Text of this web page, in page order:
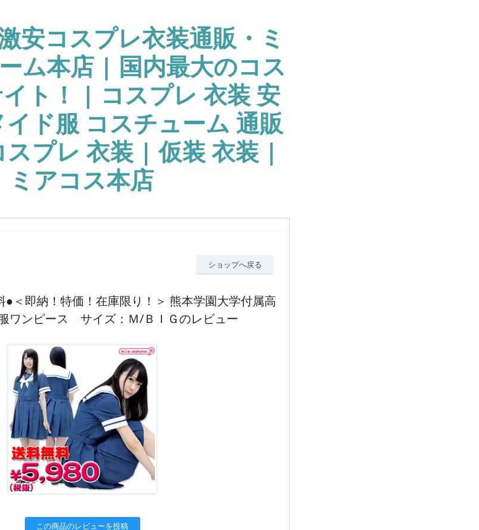
安コスプレ衣装通販・ミ
ム本店 | 国内最大のコス
ト！ | コスプレ 衣装 安
ド服 コスチューム 通販
プレ 衣装 | 仮装 衣装 |
ミアコス本店
ショップへ戻る
＜即納！特価！在庫限り！＞ 熊本学園大学付属高
ワンピース サイズ：Ｍ/ＢＩＧのレビュー
この商品のレビューを投稿